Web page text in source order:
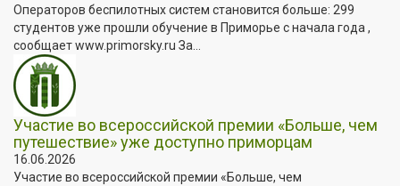
Операторов беспилотных систем становится больше: 299
студентов уже прошли обучение в Приморье с начала года ,
сообщает www.primorsky.ru За...
Участие во всероссийской премии «Больше, чем
путешествие» уже доступно приморцам
16.06.2026
Участие во всероссийской премии «Больше, чем